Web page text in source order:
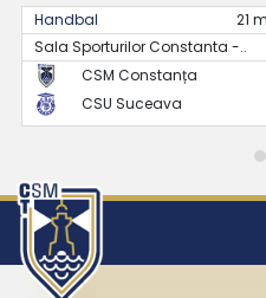
Handbal 21
Sala Sporturilor Constanta -..
CSM Constanța
CSU Suceava